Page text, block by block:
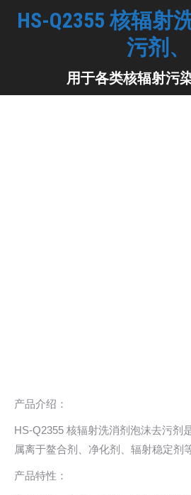
HS-Q2355 核辐射
污剂、
用于各类核辐射污
你在这里：
产品介绍：
HS-Q2355 核辐射洗消剂泡沫去污剂
属离于鳌合剂、净化剂、辐射稳定剂
产品特性：